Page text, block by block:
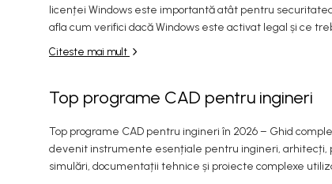
licenței Windows este importantă atât pentru
afla cum verifici dacă Windows este activat legal și ce
Citeste mai mult
Top programe CAD pentru ingineri
Top programe CAD pentru ingineri în 2026 – Ghid
devenit instrumente esențiale pentru ingineri, arhitecți,
simulări, documentații tehnice și proiecte complexe